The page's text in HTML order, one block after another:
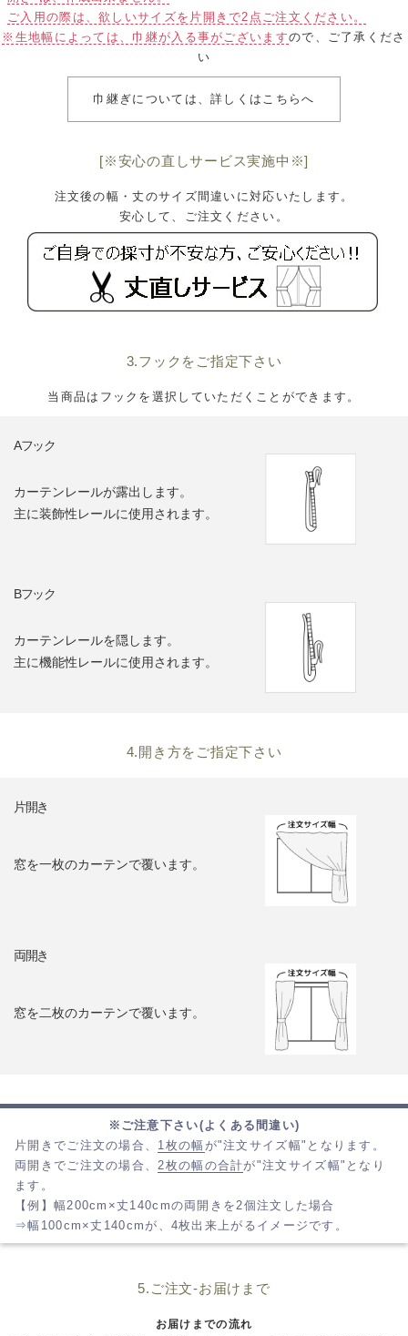
ご入用の際は、欲しいサイズを片開きで2点ご注文ください。
※生地幅によっては、巾継が入る事がございますので、ご了承くださ
い
巾継ぎについては、詳しくはこちらへ
[※安心の直しサービス実施中※]
注文後の幅・丈のサイズ間違いに対応いたします。
安心して、ご注文ください。
3.フックをご指定下さい
当商品はフックを選択していただくことができます。
Aフック
カーテンレールが露出します。
主に装飾性レールに使用されます。
Bフック
カーテンレールを隠します。
主に機能性レールに使用されます。
4.開き方をご指定下さい
片開き
窓を一枚のカーテンで覆います。
両開き
窓を二枚のカーテンで覆います。
※ご注意下さい(よくある間違い)
片開きでご注文の場合、 1枚の幅 が"注文サイズ幅"となります。
両開きでご注文の場合、2枚の幅の合計が"注文サイズ幅"となり
ます。
【例】幅200cm×丈140cmの両開きを2個注文した場合
⇒幅100cm×丈140cmが、4枚出来上がるイメージです。
5.ご注文-お届けまで
お届けまでの流れ